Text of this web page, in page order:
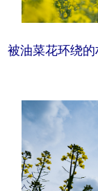
被油菜花环绕